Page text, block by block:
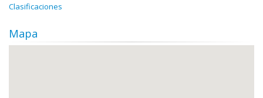
Clasificaciones
Mapa